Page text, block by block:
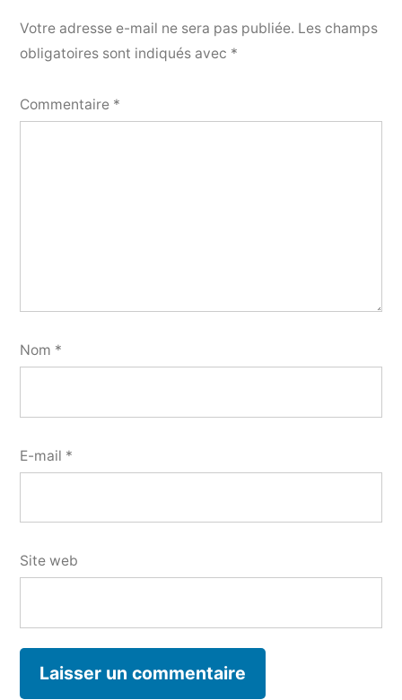
Votre adresse e-mail ne sera pas publiée. Les champs
obligatoires sont indiqués avec *
Commentaire *
Nom *
E-mail *
Site web